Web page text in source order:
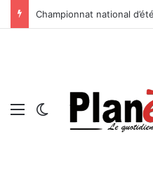
Menu Switch skin